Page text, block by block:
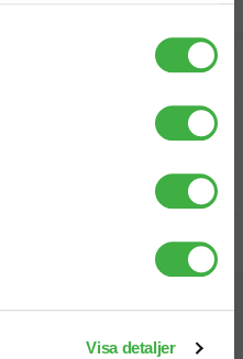
Visa detaljer